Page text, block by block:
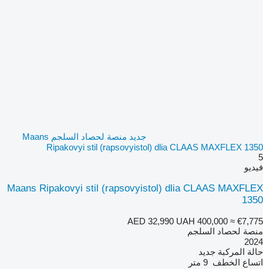
جديد منصة لحصاد السلجم Maans
Ripakovyi stil (rapsovyistol) dlia CLAAS MAXFLEX 1350
5
فيديو
Maans Ripakovyi stil (rapsovyistol) dlia CLAAS MAXFLEX
1350
AED 32,990 UAH 400,000 ≈ €7,775
منصة لحصاد السلجم
2024
حالة المركبة جديد
اتساع الخطف 9 متر